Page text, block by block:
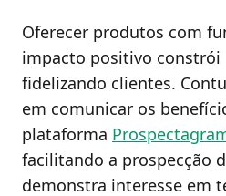
Oferecer produtos com
impacto positivo constrói
fidelizando clientes.
em comunicar os
plataforma
facilitando a prospecção
demonstra interesse em